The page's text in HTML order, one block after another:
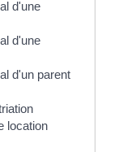
d'une
d'une
d'un parent
location